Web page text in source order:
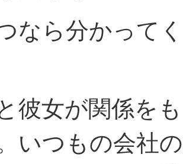
なら分かって
彼女が関係を
いつもの会社